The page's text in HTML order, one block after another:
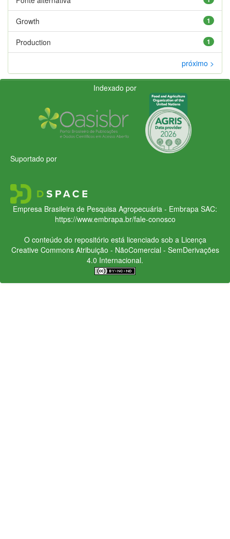
1
Growth
1
Production
próximo >
Indexado por
Suportado por
Empresa Brasileira de Pesquisa Agropecuária - Embrapa SAC:
https://www.embrapa.br/fale-conosco
O conteúdo do repositório está licenciado sob a Licença
Creative CommonsAtribuição - NãoComercial - SemDerivações
4.0 Internacional.